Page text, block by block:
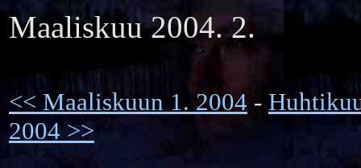
Maaliskuu 2004.2.
<< Maaliskuun 1. 2004 -
2004 >>